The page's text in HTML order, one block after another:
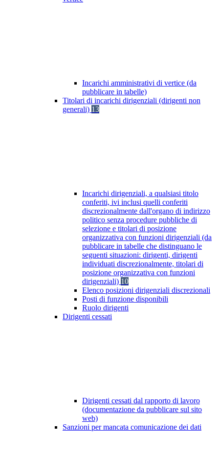
Incarichi amministrativi di vertice (da
pubblicare in tabelle)
Titolari di incarichi dirigenziali (dirigenti non
generali) 13
Incarichi dirigenziali, a qualsiasi titolo
conferiti, ivi inclusi quelli conferiti
discrezionalmente dall'organo di indirizzo
politico senza procedure pubbliche di
selezione e titolari di posizione
organizzativa con funzioni dirigenziali (da
pubblicare in tabelle che distinguano le
seguenti situazioni: dirigenti, dirigenti
individuati discrezionalmente, titolari di
posizione organizzativa con funzioni
dirigenziali) 10
Elenco posizioni dirigenziali discrezionali
Posti di funzione disponibili
Ruolo dirigenti
Dirigenti cessati
Dirigenti cessati dal rapporto di lavoro
(documentazione da pubblicare sul sito
web)
Sanzioni per mancata comunicazione dei dati